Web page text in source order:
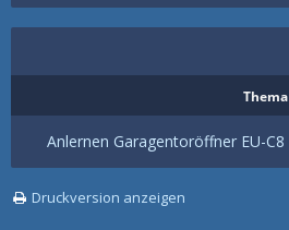
Thema
Anlernen Garagentoröffner EU-C8
Druckversion anzeigen